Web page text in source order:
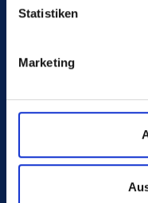
Statistiken
Marketing
WE. CREATE. FUTURE.